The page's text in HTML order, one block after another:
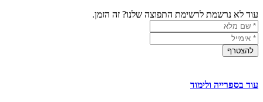
עוד לא נרשמת לרשימת התפוצה שלנו? זה הזמן.
עוד בספרייה ולימוד